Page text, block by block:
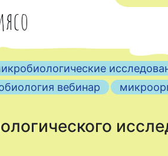
вебинар